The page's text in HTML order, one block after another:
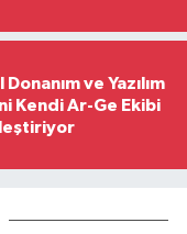
ve Yazılım
Kendi Ar-Ge Ekibi